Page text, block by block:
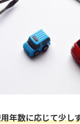
年数に応じて少し